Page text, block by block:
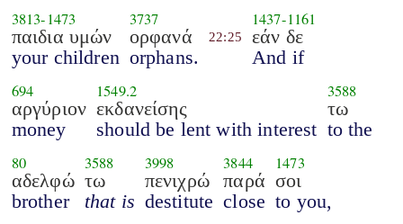
3813-1473
παιδια υμών
your children
3737
ορφανά
orphans.
22:25
1437-1161
εάν δε
And if
694
αργύριον
money
1549.2
εκδανείσης
should be lent with interest
3588
τω
to the
80
αδελφώ
brother
3588
τω
that is
3998
πενιχρώ
destitute
3844
παρά
close
1473
σοι
to you,